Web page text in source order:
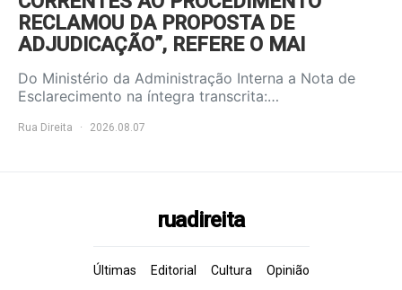
RECLAMOU DA PROPOSTA DE
ADJUDICAÇÃO”, REFERE O MAI
Do Ministério da Administração Interna a Nota de
Esclarecimento na íntegra transcrita:…
Rua Direita 2026.08.07
ruadireita
Últimas Editorial Cultura Opinião